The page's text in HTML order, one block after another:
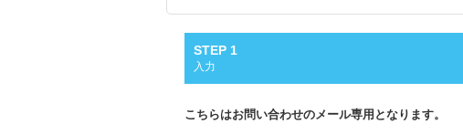
STEP 1
入力
こちらはお問い合わせのメール専用となります。